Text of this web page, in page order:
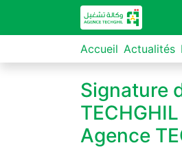
Accueil Actualités
Signature
Agence